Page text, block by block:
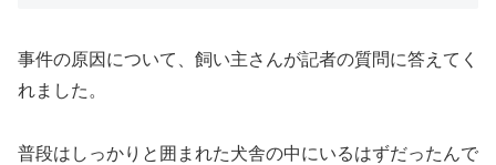
事件の原因について、飼い主さんが記者の質問に答えてく
れました。
普段はしっかりと囲まれた犬舎の中にいるはずだったんで